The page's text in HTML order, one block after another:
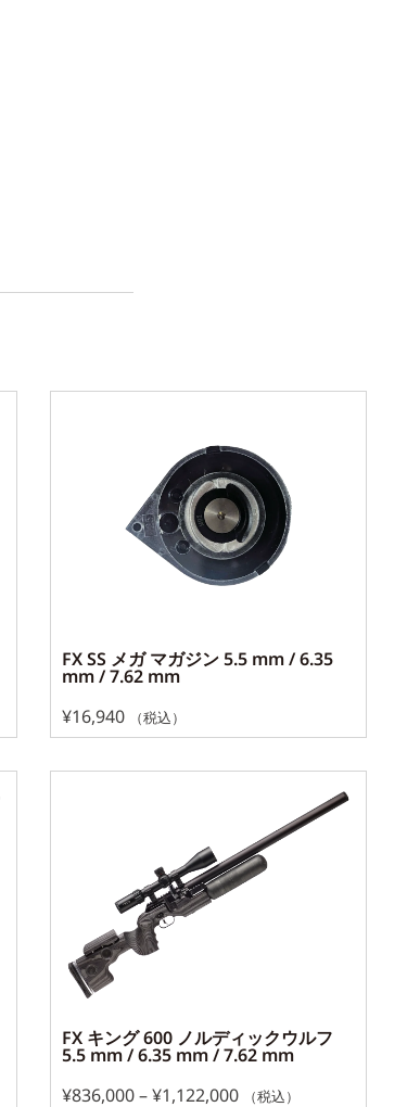
FX SS メガ マガジン 5.5 mm / 6.35
mm / 7.62 mm
¥16,940 （税込）
FX キング 600 ノルディックウルフ
5.5 mm / 6.35 mm / 7.62 mm
¥836,000 –¥1,122,000 （税込）